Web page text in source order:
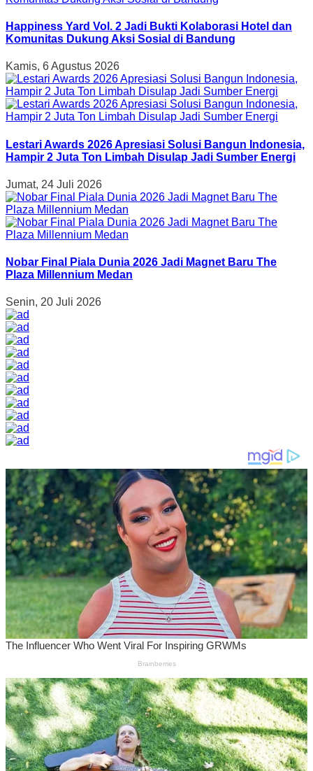
Happiness Yard Vol. 2 Jadi Bukti Kolaborasi Hotel dan
Komunitas Dukung Aksi Sosial di Bandung
Kamis, 6 Agustus 2026
Lestari Awards 2026 Apresiasi Solusi Bangun Indonesia,
Hampir 2 Juta Ton Limbah Disulap Jadi Sumber Energi
Jumat, 24 Juli 2026
Nobar Final Piala Dunia 2026 Jadi Magnet Baru The
Plaza Millennium Medan
Senin, 20 Juli 2026